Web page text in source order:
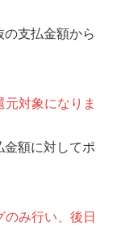
支払金額から
対象になりま
額に対してポ
のみ行い、後日